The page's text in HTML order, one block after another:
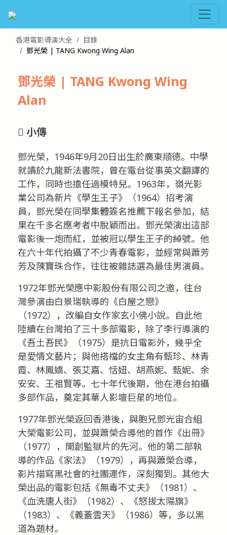
香港電影導演大全
目錄
鄧光榮 | TANG Kwong Wing Alan
鄧光榮 | TANG Kwong Wing
Alan
小傳
鄧光榮，1946年9月20日出生於廣東順德。中學
就讀於九龍新法書院，曾在電台從事英文翻譯的
工作，同時也擔任過模特兒。1963年，嶺光影
業公司為新片《學生王子》（1964）招考演
員，鄧光榮在同學集體簽名推薦下報名參加，結
果在千多名應考者中脫穎而出。鄧光榮演出這部
電影後一炮而紅，並被冠以學生王子的綽號。他
在六十年代拍攝了不少青春電影，並經常與蕭芳
芳及陳寶珠合作，往往被雜誌選為最佳男演員。
1972年鄧光榮應中影股份有限公司之邀，往台
灣參演由白景瑞執導的《白屋之戀》
（1972），改編自女作家玄小佛小說。自此他
陸續在台灣拍了三十多部電影，除了李行導演的
《吾土吾民》（1975）是抗日電影外，幾乎全
是愛情文藝片；與他搭檔的女主角有甄珍、林青
霞、林鳳嬌、張艾嘉、恬妞、胡燕妮、甄妮、余
安安、王祖賢等。七十年代後期，他在港台拍攝
多部作品，奠定其華人影壇巨星的地位。
1977年鄧光榮返回香港後，與胞兄鄧光宙合組
大榮電影公司，並與蕭榮合導他的首作《出冊》
（1977），開創監獄片的先河。他的第二部執
導的作品《家法》（1979），再與蕭榮合導，
影片描寫黑社會的社團運作，深刻獨到。其他大
榮出品的電影包括《無毒不丈夫》（1981）、
《血洗唐人街》（1982）、《怒拔太陽旗》
（1983）、《義蓋雲天》（1986）等，多以黑
道為題材。